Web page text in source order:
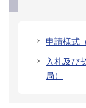
申請様式
入札及び
局）